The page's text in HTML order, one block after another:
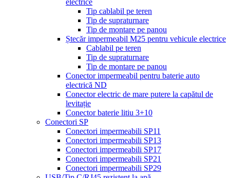
electrice
Tip cablabil pe teren
Tip de supraturnare
Tip de montare pe panou
Ștecăr impermeabil M25 pentru vehicule electrice
Cablabil pe teren
Tip de supraturnare
Tip de montare pe panou
Conector impermeabil pentru baterie auto
electrică ND
Conector electric de mare putere la capătul de
levitație
Conector baterie litiu 3+10
Conectori SP
Conectori impermeabili SP11
Conectori impermeabili SP13
Conectori impermeabili SP17
Conectori impermeabili SP21
Conectori impermeabili SP29